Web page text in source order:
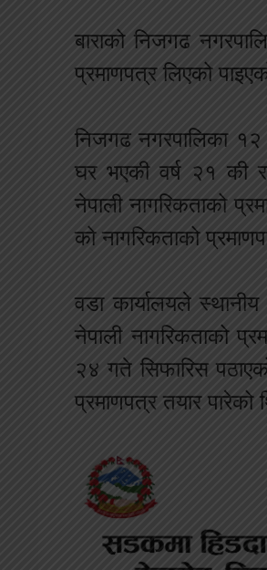
बाराको निजगढ
प्रमाणपत्र लिएको
निजगढ नगरपालिका १२
घर भएकी वर्ष २१ की
नेपाली नागरिकताको
को नागरिकताको
वडा कार्यालयले
नेपाली नागरिकताको
२४ गते सिफारिस
प्रमाणपत्र तयार पारेको